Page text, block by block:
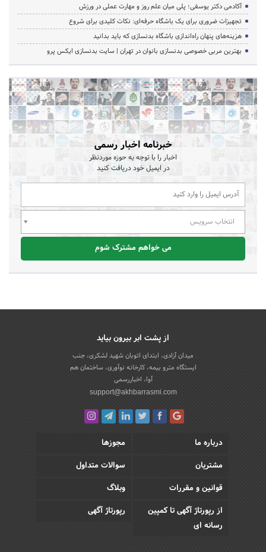
آکادمی دکتر یوسفی؛ پلی میان علم روز و مهارت عملی در ورزش
تجهیزات ضروری برای یک باشگاه حرفه‌ای: نکات کلیدی برای شروع
هزینه‌های پنهان راه‌اندازی باشگاه بدنسازی که باید بدانید
بهترین مربی خصوصی بدنسازی بانوان در تهران | سایت بدنسازی ایکس پرو
خبرنامه اخبار رسمی
اخبار را با توجه به حوزه موردنظر
در ایمیل خود دریافت کنید
انتخاب سرویس
می خواهم مشترک شوم
از پشت ابر بیرون بیاید
میدان آزادی، ابتدای اتوبان شهید لشکری، جنب
ایستگاه مترو بیمه، کارخانه نوآوری، ساختمان هم
آوا، اخباررسمی
support@akhbarrasmi.com
درباره ما
مجوزها
مشتریان
سوالات متداول
قوانین و مقررات
وبلاگ
از رپورتاژ آگهی تا کمپین
رسانه ای
رپورتاژ آگهی